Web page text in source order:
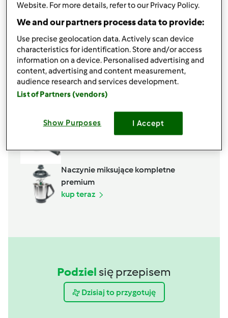
Akcesoria, których potrzebujesz
Kopystka
Naczynie miksujące kompletne
premium
kup teraz
Podziel się przepisem
Dzisiaj to przygotuję
Website. For more details, refer to our Privacy Policy.
We and our partners process data to provide:
Use precise geolocation data. Actively scan device
characteristics for identification. Store and/or access
information on a device. Personalised advertising and
content, advertising and content measurement,
audience research and services development.
List of Partners (vendors)
Show Purposes I Accept